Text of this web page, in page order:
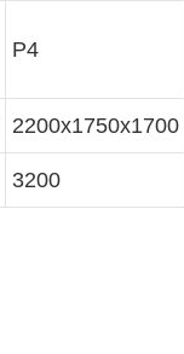
P4
2200x1750x1700
3200